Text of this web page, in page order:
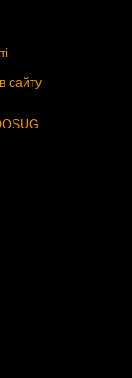
сайту